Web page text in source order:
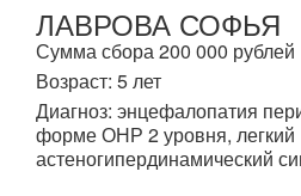
ЛАВРОВА СОФЬЯ
Сумма сбора 200 000 рублей
Возраст: 5 лет
Диагноз: энцефалопатия
форме ОНР 2 уровня, легкий
астеногипердинамический